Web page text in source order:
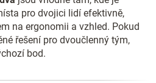
pro dvojici lidí efektivně,
na ergonomii a vzhled. Pokud
řešení pro dvoučlenný tým,
bod.